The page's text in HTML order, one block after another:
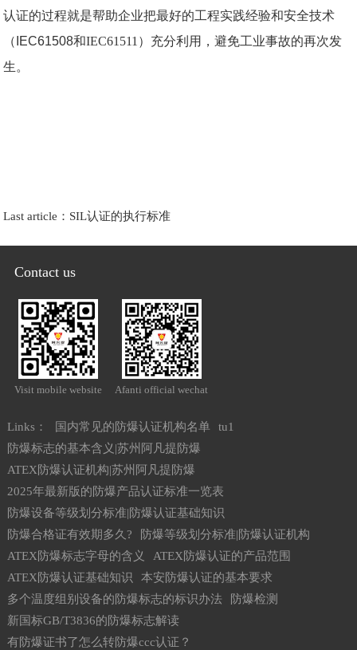
认证的过程就是帮助企业把最好的工程实践经验和安全技术
（IEC61508和IEC61511 ）充分利用，避免工业事故的再次发
生。
Last article： SIL认证的执行标准
Contact us
Visit mobile website Afanti official wechat
Links： 国内常见的防爆认证机构名单
tu1
防爆标志的基本含义|苏州阿凡提防爆
ATEX防爆认证机构|苏州阿凡提防爆
2025年最新版的防爆产品认证标准一览表
防爆设备等级划分标准|防爆认证基础知识
防爆合格证有效期多久?
防爆等级划分标准|防爆认证机构
ATEX防爆标志字母的含义
ATEX防爆认证的产品范围
ATEX防爆认证基础知识
本安防爆认证的基本要求
多个温度组别设备的防爆标志的标识办法
防爆检测
新国标GB/T3836的防爆标志解读
有防爆证书了怎么转防爆ccc认证？